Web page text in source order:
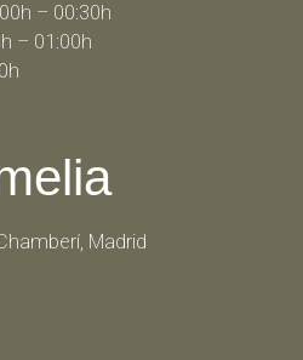
– 00:30h
– 01:00h
Madrid